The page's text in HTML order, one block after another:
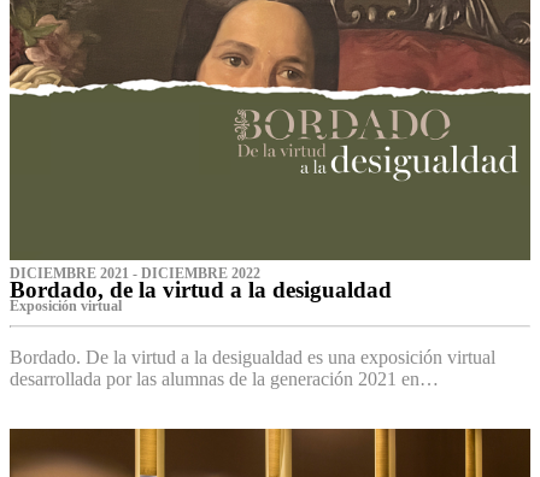
DICIEMBRE 2021 - DICIEMBRE 2022
Bordado, de la virtud a la desigualdad
Exposición virtual‌
Bordado. De la virtud a la desigualdad es una exposición virtual
desarrollada por las alumnas de la generación 2021 en…